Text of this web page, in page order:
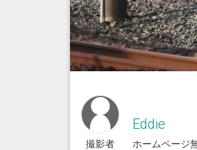
撮影者
Eddie
ホームページ